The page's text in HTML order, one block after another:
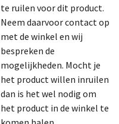
te ruilen voor dit product.
Neem daarvoor contact op
met de winkel en wij
bespreken de
mogelijkheden. Mocht je
het product willen inruilen
dan is het wel nodig om
het product in de winkel te